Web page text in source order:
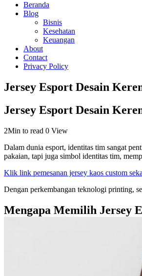
Beranda
Blog
Bisnis
Kesehatan
Keuangan
About
Contact
Privacy Policy
Jersey Esport Desain
Jersey Esport Desain
2Min to read 0 View
Dalam dunia esport, identitas tim sangat
pakaian, tapi juga simbol identitas tim,
Klik link pemesanan jersey kaos custom
Dengan perkembangan teknologi printing,
Mengapa Memilih Jersey